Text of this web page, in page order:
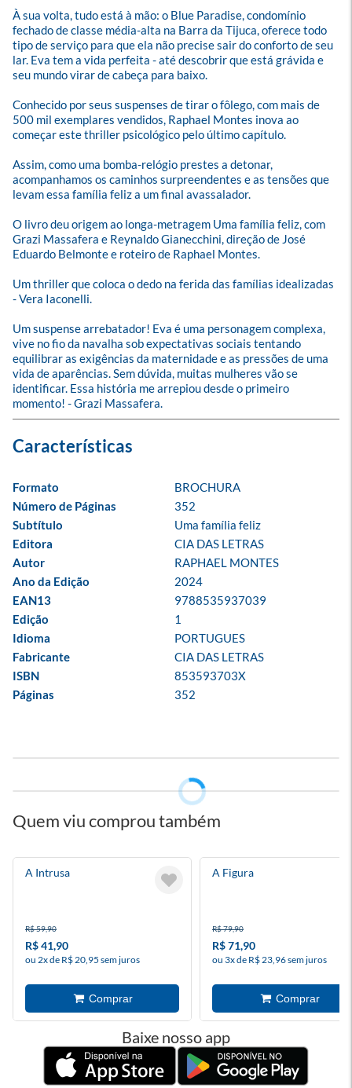
À sua volta, tudo está à mão: o Blue Paradise, condomínio
fechado de classe média-alta na Barra da Tijuca, oferece todo
tipo de serviço para que ela não precise sair do conforto de seu
lar. Eva tem a vida perfeita - até descobrir que está grávida e
seu mundo virar de cabeça para baixo.
Conhecido por seus suspenses de tirar o fôlego, com mais de
500 mil exemplares vendidos, Raphael Montes inova ao
começar este thriller psicológico pelo último capítulo.
Assim, como uma bomba-relógio prestes a detonar,
acompanhamos os caminhos surpreendentes e as tensões que
levam essa família feliz a um final avassalador.
O livro deu origem ao longa-metragem Uma família feliz, com
Grazi Massafera e Reynaldo Gianecchini, direção de José
Eduardo Belmonte e roteiro de Raphael Montes.
Um thriller que coloca o dedo na ferida das famílias idealizadas
- Vera Iaconelli.
Um suspense arrebatador! Eva é uma personagem complexa,
vive no fio da navalha sob expectativas sociais tentando
equilibrar as exigências da maternidade e as pressões de uma
vida de aparências. Sem dúvida, muitas mulheres vão se
identificar. Essa história me arrepiou desde o primeiro
momento! - Grazi Massafera.
Formato
BROCHURA
Número de Páginas
352
Subtítulo
Uma família feliz
Editora
CIA DAS LETRAS
Autor
RAPHAEL MONTES
Ano da Edição
2024
EAN13
9788535937039
Edição
1
Idioma
PORTUGUES
Fabricante
CIA DAS LETRAS
ISBN
853593703X
Páginas
352
Quem viu comprou também
A Intrusa
R$ 59,90
R$ 41,90
ou 2x de R$ 20,95 sem juros
A Figura
R$ 79,90
R$ 71,90
ou 3x de R$ 23,96 sem juros
Baixe nosso app